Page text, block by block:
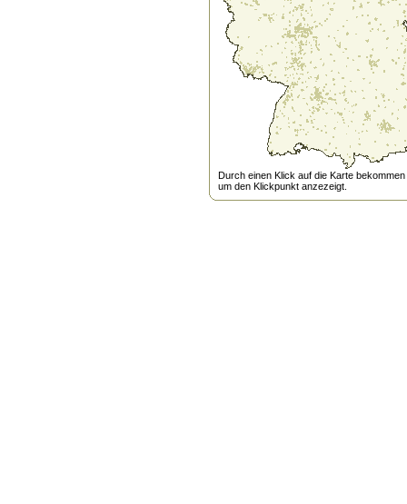
Durch einen Klick auf die Karte
um den Klickpunkt anzezeigt.